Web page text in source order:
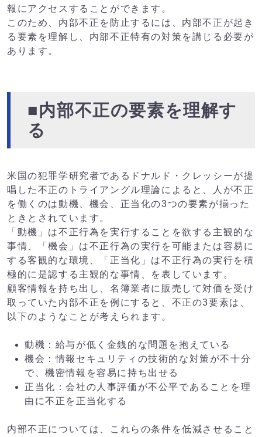
報にアクセスすることができます。
このため、内部不正を防止するには、内部不正が起き
る要素を理解し、内部不正特有の対策を講じる必要が
あります。
■内部不正の要素を理解す
る
米国の犯罪学研究者であるドナルド・クレッシーが提
唱した不正のトライアングル理論によると、人が不正
を働くのは動機、機会、正当化の3つの要素が揃った
ときとされています。
「動機」は不正行為を実行することを欲する主観的な
事情、「機会」は不正行為の実行を可能または容易に
する客観的な環境、「正当化」は不正行為の実行を積
極的に是認する主観的な事情、を表しています。
顧客情報を持ち出し、名簿業者に販売して対価を受け
取っていた内部不正を例にすると、不正の3要素は、
以下のようなことが考えられます。
動機：給与が低く金銭的な問題を抱えている
機会：情報セキュリティの技術的な対策が不十分
で、機密情報を容易に持ち出せる
正当化：会社の人事評価が不公平であることを理
由に不正を正当化する
内部不正については、これらの条件を低減させること